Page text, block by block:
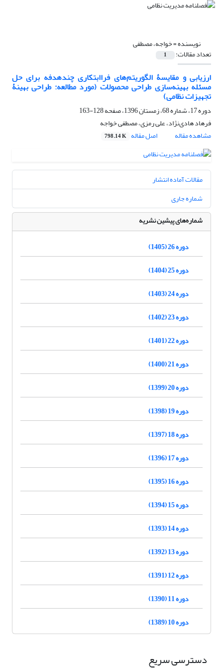
نویسنده =خواجه، مصطفی
تعداد مقالات: 1
ارزیابی و مقایسۀ الگوریتم‌های فراابتکاری چندهدفه برای حل
مسئله بهینه‌سازی طراحی محصولات (مورد مطالعه: طراحی بهینۀ
تجهیزات نظامی)
دوره 17، شماره 68، زمستان 1396، صفحه
128-163
فرهاد هادی‌نژاد، علی رمزی، مصطفی خواجه
مشاهده مقاله
اصل مقاله 798.14 K
مقالات آماده انتشار
شماره جاری
شماره‌های پیشین نشریه
دوره 26 (1405)
دوره 25 (1404)
دوره 24 (1403)
دوره 23 (1402)
دوره 22 (1401)
دوره 21 (1400)
دوره 20 (1399)
دوره 19 (1398)
دوره 18 (1397)
دوره 17 (1396)
دوره 16 (1395)
دوره 15 (1394)
دوره 14 (1393)
دوره 13 (1392)
دوره 12 (1391)
دوره 11 (1390)
دوره 10 (1389)
دسترسی سریع